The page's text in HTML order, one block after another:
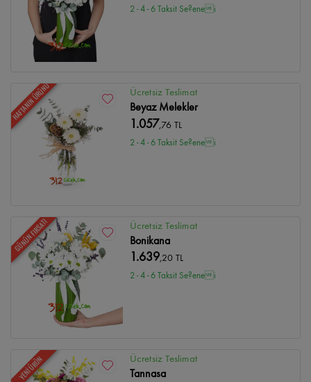
2 - 4 - 6 Taksit Se?enei
HAFTANIN ÜRÜNÜ Ücretsiz Teslimat
Beyaz Melekler
1.057,76 TL
2 - 4 - 6 Taksit Se?enei
GÜNÜN FIRSATI Ücretsiz Teslimat
Bonikana
1.639,20 TL
2 - 4 - 6 Taksit Se?enei
YENİ ÜRÜN Ücretsiz Teslimat
Tannasa